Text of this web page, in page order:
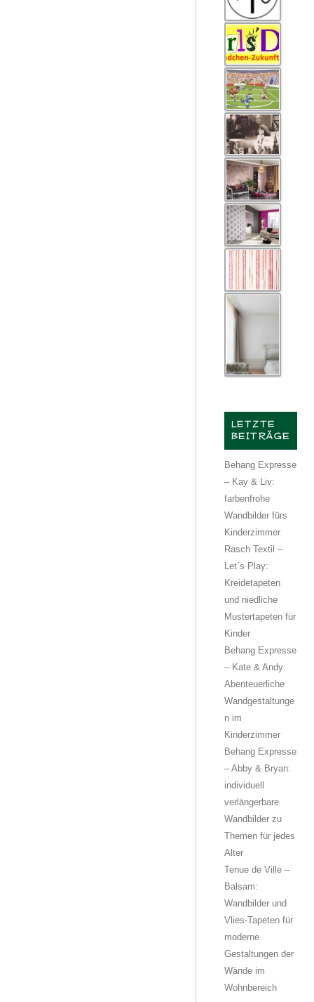
LETZTE
BEITRÄGE
Behang Expresse
– Kay & Liv:
farbenfrohe
Wandbilder fürs
Kinderzimmer
Rasch Textil –
Let´s Play:
Kreidetapeten
und niedliche
Mustertapeten für
Kinder
Behang Expresse
– Kate & Andy:
Abenteuerliche
Wandgestaltunge
n im
Kinderzimmer
Behang Expresse
– Abby & Bryan:
individuell
verlängerbare
Wandbilder zu
Themen für jedes
Alter
Tenue de Ville –
Balsam:
Wandbilder und
Vlies-Tapeten für
moderne
Gestaltungen der
Wände im
Wohnbereich